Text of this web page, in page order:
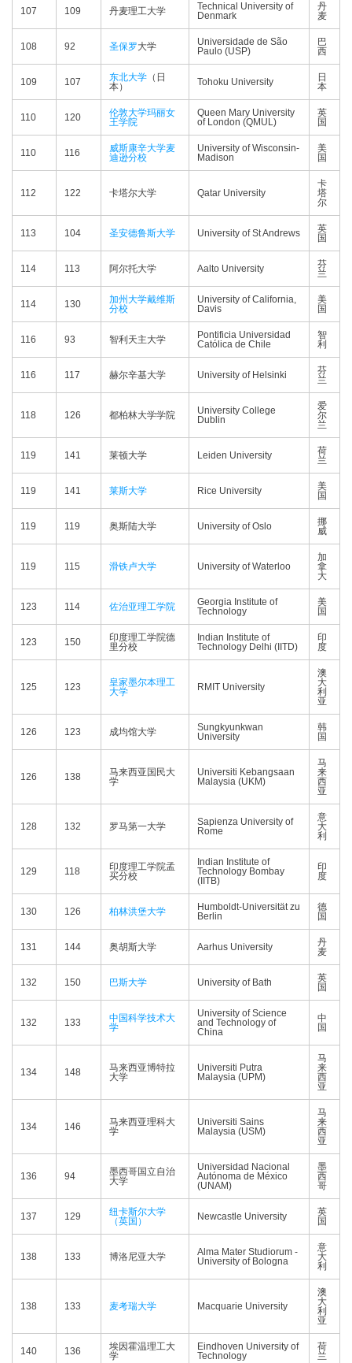
107 109 丹麦理工大学
Technical University of
Denmark
丹
麦
108 92 圣保罗大学
Universidade de São
Paulo (USP)
巴
西
109 107 东北大学 （日
本）
Tohoku University
日
本
110 120
伦敦大学玛丽女
王学院
Queen Mary University
of London (QMUL)
英
国
110 116
威斯康辛大学麦
迪逊分校
University of Wisconsin-
Madison
美
国
112 122 卡塔尔大学 Qatar University
卡
塔
尔
113 104 圣安德鲁斯大学 University of St Andrews
英
国
114 113 阿尔托大学 Aalto University
芬
兰
114 130
加州大学戴维斯
分校
University of California,
Davis
美
国
116 93 智利天主大学
Pontificia Universidad
Católica de Chile
智
利
116 117 赫尔辛基大学 University of Helsinki
芬
兰
118 126 都柏林大学学院
University College
Dublin
爱
尔
兰
119 141 莱顿大学 Leiden University
荷
兰
119 141 莱斯大学 Rice University
美
国
119 119 奥斯陆大学 University of Oslo
挪
威
119 115 滑铁卢大学 University of Waterloo
加
拿
大
123 114 佐治亚理工学院
Georgia Institute of
Technology
美
国
123 150
印度理工学院德
里分校
Indian Institute of
Technology Delhi (IITD)
印
度
125 123
皇家墨尔本理工
大学
RMIT University
澳
大
利
亚
126 123 成均馆大学
Sungkyunkwan
University
韩
国
126 138
马来西亚国民大
学
Universiti Kebangsaan
Malaysia (UKM)
马
来
西
亚
128 132 罗马第一大学
Sapienza University of
Rome
意
大
利
129 118
印度理工学院孟
买分校
Indian Institute of
Technology Bombay
(IITB)
印
度
130 126 柏林洪堡大学
Humboldt-Universität zu
Berlin
德
国
131 144 奥胡斯大学 Aarhus University
丹
麦
132 150 巴斯大学 University of Bath
英
国
132 133
中国科学技术大
学
University of Science
and Technology of
China
中
国
134 148
马来西亚博特拉
大学
Universiti Putra
Malaysia (UPM)
马
来
西
亚
134 146
马来西亚理科大
学
Universiti Sains
Malaysia (USM)
马
来
西
亚
136 94
墨西哥国立自治
大学
Universidad Nacional
Autónoma de México
(UNAM)
墨
西
哥
137 129
纽卡斯尔大学
（英国）
Newcastle University
英
国
138 133 博洛尼亚大学
Alma Mater Studiorum -
University of Bologna
意
大
利
138 133 麦考瑞大学 Macquarie University
澳
大
利
亚
140 136
埃因霍温理工大
学
Eindhoven University of
Technology
荷
兰